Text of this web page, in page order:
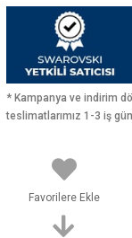
* Kampanya ve indirim
teslimatlarımız 1-3 iş
Favorilere Ekle